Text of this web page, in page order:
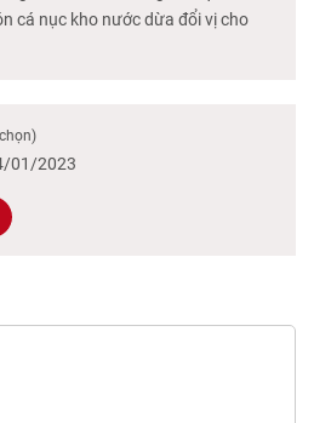
cá nục kho nước dừa đổi vị cho
01/2023